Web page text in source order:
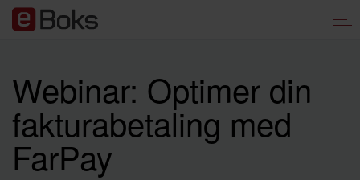
Webinar: Optimer din
fakturabetaling med
FarPay